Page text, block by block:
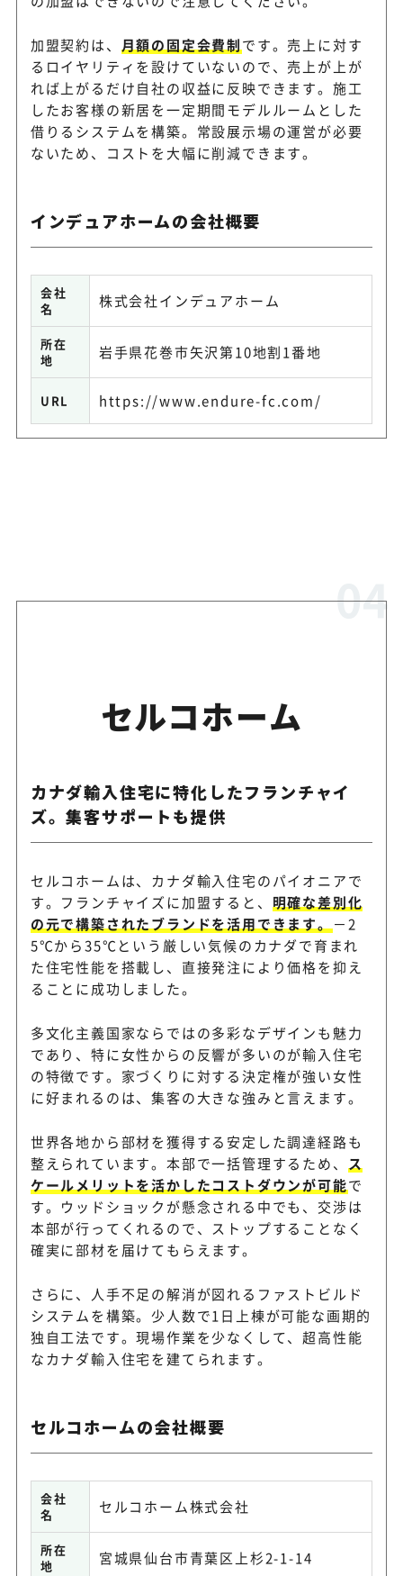
加盟契約は、 月額の固定会費制です。売上に対す
るロイヤリティを設けていないので、売上が上が
れば上がるだけ自社の収益に反映できます。施工
したお客様の新居を一定期間モデルルームとした
借りるシステムを構築。常設展示場の運営が必要
ないため、コストを大幅に削減できます。
インデュアホームの会社概要
会社
名
株式会社インデュアホーム
所在
地
岩手県花巻市矢沢第10地割1番地
URL https://www.endure-fc.com/
セルコホーム
カナダ輸入住宅に特化したフランチャイ
ズ。集客サポートも提供
セルコホームは、カナダ輸入住宅のパイオニアで
す。フランチャイズに加盟すると、 明確な差別化
の元で構築されたブランドを活用できます。－2
5℃から35℃という厳しい気候のカナダで育まれ
た住宅性能を搭載し、直接発注により価格を抑え
ることに成功しました。
多文化主義国家ならではの多彩なデザインも魅力
であり、特に女性からの反響が多いのが輸入住宅
の特徴です。家づくりに対する決定権が強い女性
に好まれるのは、集客の大きな強みと言えます。
世界各地から部材を獲得する安定した調達経路も
整えられています。本部で一括管理するため、 ス
ケールメリットを活かしたコストダウンが可能で
す。ウッドショックが懸念される中でも、交渉は
本部が行ってくれるので、ストップすることなく
確実に部材を届けてもらえます。
さらに、人手不足の解消が図れるファストビルド
システムを構築。少人数で1日上棟が可能な画期的
独自工法です。現場作業を少なくして、超高性能
なカナダ輸入住宅を建てられます。
セルコホームの会社概要
会社
名
セルコホーム株式会社
所在
地
宮城県仙台市青葉区上杉2-1-14